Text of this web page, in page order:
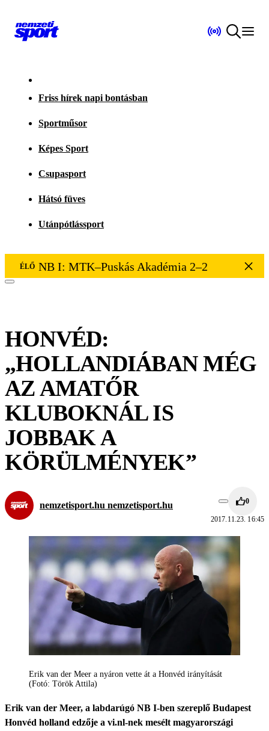
Friss hírek napi bontásban
Sportműsor
Képes Sport
Csupasport
Hátsó füves
Utánpótlássport
ÉLŐ NB I: MTK–Puskás Akadémia 2–2
HONVÉD:
„HOLLANDIÁBAN MÉG
AZ AMATŐR
KLUBOKNÁL IS
JOBBAK A
KÖRÜLMÉNYEK”
nemzetisport.hu nemzetisport.hu 0
2017.11.23. 16:45
Erik van der Meer a nyáron vette át a Honvéd irányítását
(Fotó: Török Attila)
Erik van der Meer, a labdarúgó NB I-ben szereplő Budapest
Honvéd holland edzője a vi.nl-nek mesélt magyarországi